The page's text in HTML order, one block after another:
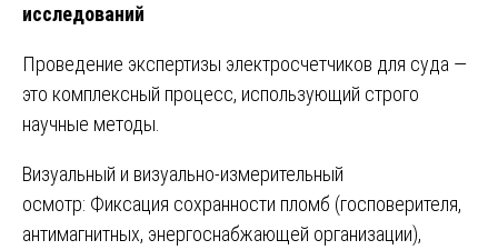
исследований
Проведение экспертизы электросчетчиков для суда —
это комплексный процесс, использующий строго
научные методы.
Визуальный и визуально-измерительный
осмотр: Фиксация сохранности пломб (госповерителя,
антимагнитных, энергоснабжающей организации),